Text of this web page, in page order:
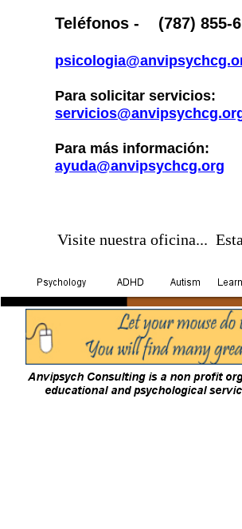
Teléfonos - (787)
Para solicitar servicios:
Para más información:
ayuda@anvipsychcg.org
Visite nuestra oficina...